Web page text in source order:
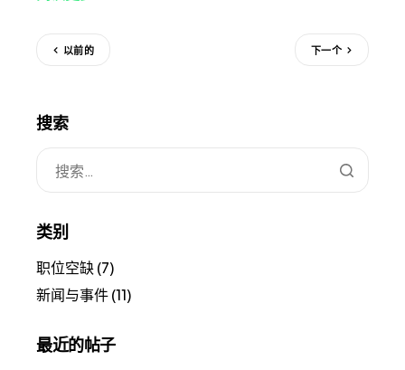
以前的 下一个
搜索
类别
职位空缺(7)
新闻与事件(11)
最近的帖子